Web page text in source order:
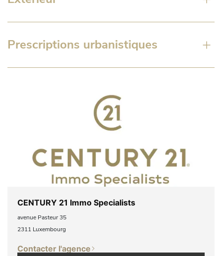
Prescriptions urbanistiques
CENTURY 21 Immo Specialists
avenue Pasteur 35
2311 Luxembourg
Contacter l'agence